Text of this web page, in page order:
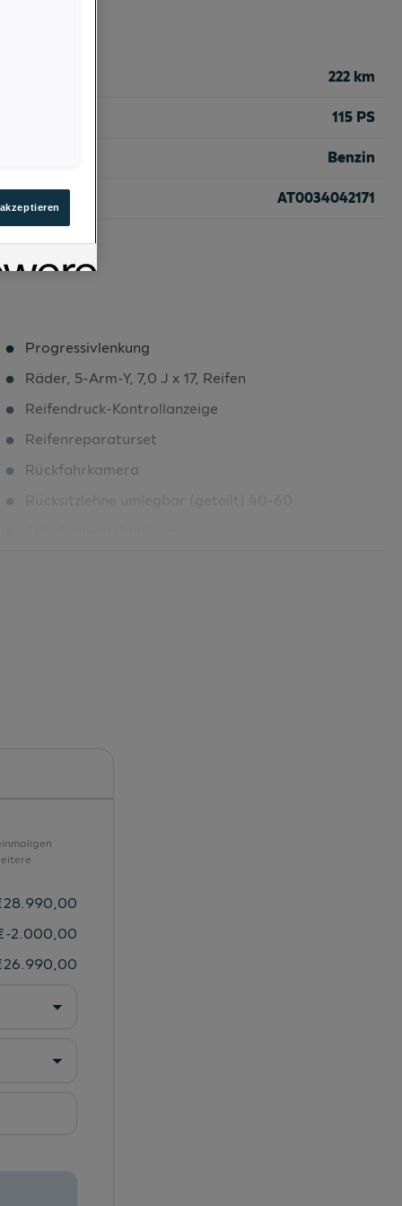
222 km
115 PS
Benzin
AT0034042171
Progressivlenkung
Räder, 5-Arm-Y, 7,0 J x 17, Reifen
Reifendruck-Kontrollanzeige
Reifenreparaturset
Rückfahrkamera
SUV
Tagfahrlicht
Tempomat
Top-Infotainment High (MIB3)
Triebwerksunterschutz
28.990,00
-2.000,00
26.990,00